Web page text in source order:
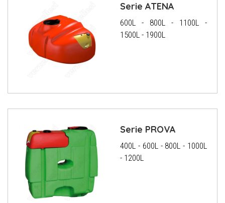
Serie ATENA
600L - 800L - 1100L -
1500L - 1900L
Serie PROVA
400L - 600L - 800L - 1000L
- 1200L